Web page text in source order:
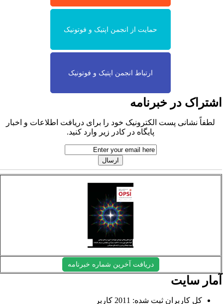
حمایت از انجمن اپتیک و فوتونیک
ارتباط انجمن اپتیک و فوتونیک
در خبرنامه
لطفاً نشانی پست الکترونیک خود را برای دریافت اطلاعات و اخبار
پایگاه در کادر زیر وارد کنید.
دریافت آخرین شماره خبرنامه
سایت
کل کاربران ثبت شده: 2011 کاربر